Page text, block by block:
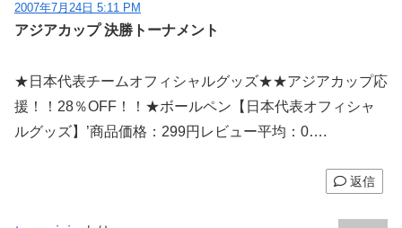
2007年7月24日 5:11 PM
アジアカップ 決勝トーナメント
★日本代表チームオフィシャルグッズ★★アジアカップ応
援！！28％OFF！！★ボールペン【日本代表オフィシャ
ルグッズ】’商品価格：299円レビュー平均：0….
返信